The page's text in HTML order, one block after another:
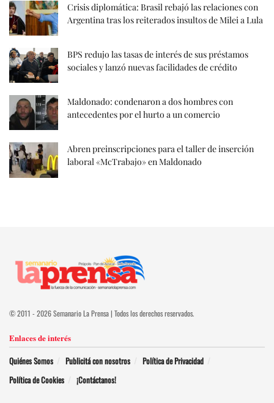
Crisis diplomática: Brasil rebajó las relaciones con
Argentina tras los reiterados insultos de Milei a Lula
BPS redujo las tasas de interés de sus préstamos
sociales y lanzó nuevas facilidades de crédito
Maldonado: condenaron a dos hombres con
antecedentes por el hurto a un comercio
Abren preinscripciones para el taller de inserción
laboral «McTrabajo» en Maldonado
© 2011 - 2026 Semanario La Prensa | Todos los derechos reservados.
Enlaces de interés
Quiénes Somos Publicitá con nosotros
Política de Privacidad
Política de Cookies
¡Contáctanos!